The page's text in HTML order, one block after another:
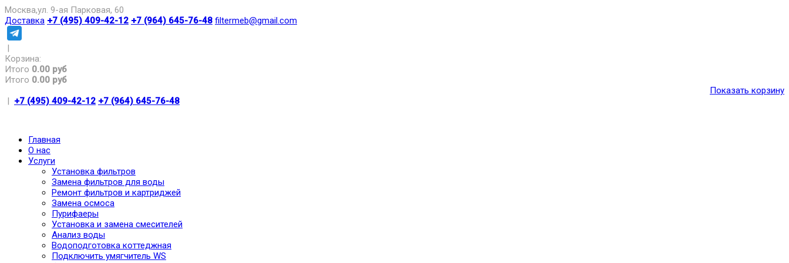
Москва,ул. 9-ая Парковая, 60
Доставка +7 (495) 409-42-12 +7 (964) 645-76-48 filtermeb@gmail.com
|
Корзина:
Итого 0.00 руб
Итого 0.00 руб
Показать корзину
| +7 (495) 409-42-12 +7 (964) 645-76-48
Главная
О нас
Услуги
Установка фильтров
Замена фильтров для воды
Ремонт фильтров и картриджей
Замена осмоса
Пурифаеры
Установка и замена смесителей
Анализ воды
Водоподготовка коттеджная
Подключить умягчитель WS